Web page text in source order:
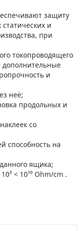
защиту
и
при
токопроводящего
и
неё;
продольных и
со
на
ящика;
< 10¹⁰ Ohm/cm .